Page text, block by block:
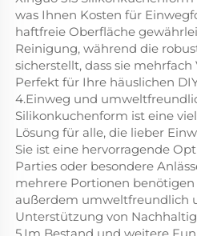
was Ihnen Kosten für
haftfreie Oberfläche
Reinigung, während die
sicherstellt, dass sie
Perfekt für Ihre häuslichen
4.Einweg und
Silikonkuchenform ist eine
Lösung für alle, die lieber
Sie ist eine hervorragende
Parties oder besondere
mehrere Portionen
außerdem umweltfreundlich
Unterstützung von